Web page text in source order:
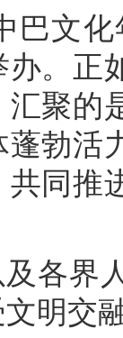
巴文
。正
聚的
勃活
共同推
各界
明交